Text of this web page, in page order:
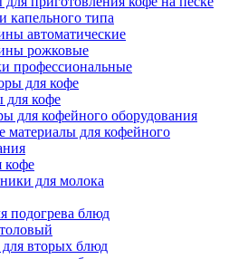
капельного типа
автоматические
рожковые
профессиональные
для кофе
для кофе
для кофейного оборудования
материалы для кофейного
кофе
для молока
подогрева блюд
вторых блюд